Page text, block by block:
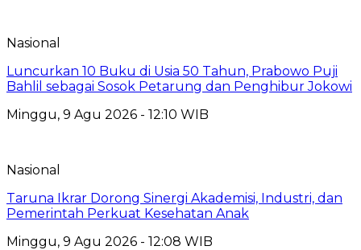
Nasional
Luncurkan 10 Buku di Usia 50 Tahun, Prabowo Puji
Bahlil sebagai Sosok Petarung dan Penghibur Jokowi
Minggu, 9 Agu 2026 - 12:10 WIB
Nasional
Taruna Ikrar Dorong Sinergi Akademisi, Industri, dan
Pemerintah Perkuat Kesehatan Anak
Minggu, 9 Agu 2026 - 12:08 WIB